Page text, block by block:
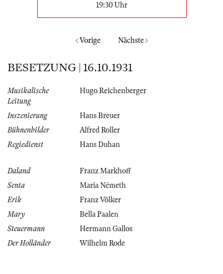
19:30 Uhr
Vorige Nächste
BESETZUNG | 16.10.1931
Musikalische
Leitung
Hugo Reichenberger
Inszenierung
Hans Breuer
Bühnenbilder
Alfred Roller
Regiedienst
Hans Duhan
Daland
Franz Markhoff
Senta
Maria Németh
Erik
Franz Völker
Mary
Bella Paalen
Steuermann
Hermann Gallos
Der Holländer
Wilhelm Rode